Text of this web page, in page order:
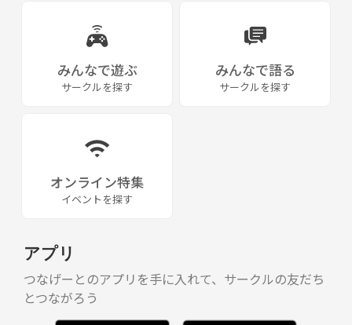
みんなで遊ぶ
サークルを探す
みんなで語る
サークルを探す
オンライン特集
イベントを探す
アプリ
つなげーとのアプリを手に入れて、サークルの友だち
とつながろう